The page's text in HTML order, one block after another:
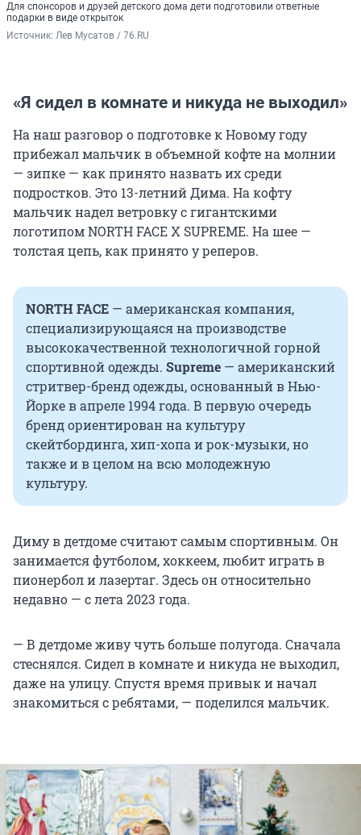
Для спонсоров и друзей детского дома дети подготовили ответные
подарки в виде открыток
Источник: Лев Мусатов / 76.RU
«Я сидел в комнате и никуда не выходил»
На наш разговор о подготовке к Новому году
прибежал мальчик в объемной кофте на молнии
— зипке — как принято назвать их среди
подростков. Это 13-летний Дима. На кофту
мальчик надел ветровку с гигантскими
логотипом NORTH FACE X SUPREME. На шее —
толстая цепь, как принято у реперов.
NORTH FACE — американская компания,
специализирующаяся на производстве
высококачественной технологичной горной
спортивной одежды. Supreme — американский
стритвер-бренд одежды, основанный в Нью-
Йорке в апреле 1994 года. В первую очередь
бренд ориентирован на культуру
скейтбординга, хип-хопа и рок-музыки, но
также и в целом на всю молодежную
культуру.
Диму в детдоме считают самым спортивным. Он
занимается футболом, хоккеем, любит играть в
пионербол и лазертаг. Здесь он относительно
недавно — с лета 2023 года.
— В детдоме живу чуть больше полугода. Сначала
стеснялся. Сидел в комнате и никуда не выходил,
даже на улицу. Спустя время привык и начал
знакомиться с ребятами, — поделился мальчик.